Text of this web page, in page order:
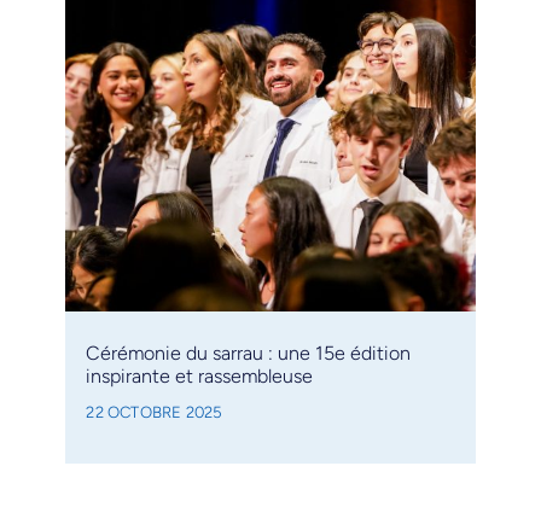
Cérémonie du sarrau : une 15e édition
inspirante et rassembleuse
22 OCTOBRE 2025